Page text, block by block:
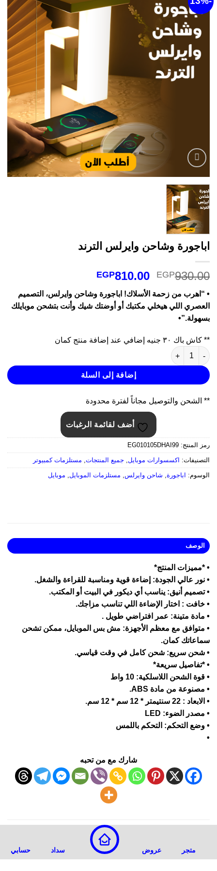
أضف
لقائمة
الرغبات
اباجورة وشاحن وايرلس الترند
EGP930.00
السعر
الأصلي
هو:
EGP930.00.
EGP810.00
السعر
الحالي
هو:
EGP810.00.
• “اهرب من زحمة الأسلاك! اباجورة وشاحن وايرلس، التصميم
العصري اللي هيخلي مكتبك أو أوضتك شيك وأنت بتشحن موبايلك
بسهولة.”•
** كاش باك ٣٠ جنيه إضافي عند إضافة منتج كمان
اباجورة وشاحن وايرلس الترند
إضافة إلى السلة
** الشحن والتوصيل مجاناً لفترة محدودة
أضف لقائمة الرغبات
رمز المنتج:EG010105DHAI99
التصنيفات:اكسسوارات موبايل,جميع المنتجات,مستلزمات كمبيوتر
الوسوم:اباجورة, شاحن وايرلس,مستلزمات الموبايل,موبايل
الوصف
• *مميزات المنتج*
• نور عالي الجودة: إضاءة قوية ومناسبة للقراءة والشغل.
• تصميم أنيق: يناسب أي ديكور في البيت أو المكتب.
• خافت : اختار الإضاءة اللي تناسب مزاجك.
• مادة متينة: عمر افتراضي طويل .
• متوافق مع معظم الأجهزة: مش بس الموبايل، ممكن تشحن
سماعاتك كمان.
• شحن سريع: شحن كامل في وقت قياسي.
• *تفاصيل سريعة*
• قوة الشحن اللاسلكية: 10 واط
• مصنوعة من مادة ABS.
• الابعاد : 22 سنتيمتر * 12 سم * 12 سم.
• مصدر الضوء: LED
• وضع التحكم: التحكم باللمس
شارك مع من تحبه
متجر عروض سداد حسابي